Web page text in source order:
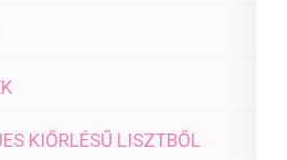
KIŐRLÉSŰ LISZTBŐL